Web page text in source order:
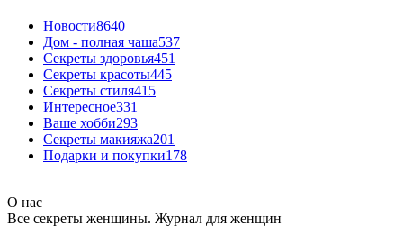
Новости8640
Дом - полная чаша537
Cекреты здоровья451
Секреты красоты445
Секреты стиля415
Интересное331
Ваше хобби293
Секреты макияжа201
Подарки и покупки178
О нас
Все секреты женщины. Журнал для женщин